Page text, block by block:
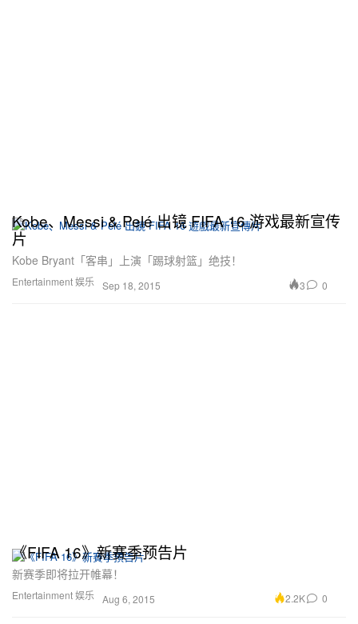
Entertainment 娱乐
Kobe、Messi & Pelé 出镜 FIFA 16 游戏最新宣传
片
Kobe Bryant「客串」上演「踢球射篮」绝技！
Sep 18, 2015 3 0
Entertainment 娱乐
《FIFA 16》新赛季预告片
新赛季即将拉开帷幕！
Aug 6, 2015 2.2K 0